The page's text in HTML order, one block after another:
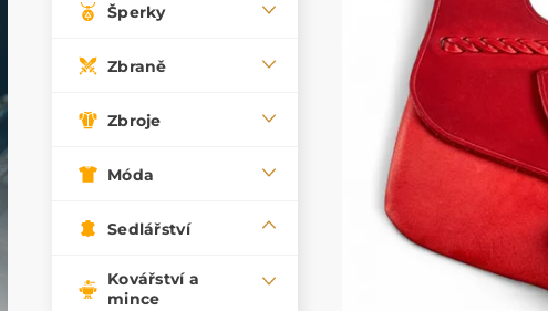
Šperky
Zbraně
Zbroje
Móda
Sedlářství
Kovářství a
mince